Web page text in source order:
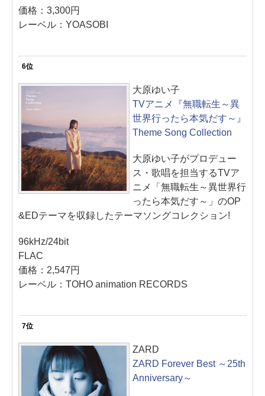
価格：3,300円
レーベル：YOASOBI
6位
大原ゆい子
TVアニメ『無職転生～異
世界行ったら本気だす～』
Theme Song Collection
大原ゆい子がプロデュー
ス・歌唱を担当するTVア
ニメ「無職転生～異世界行
ったら本気だす～」のOP
&EDテーマを収録したテーマソングコレクション!
96kHz/24bit
FLAC
価格：2,547円
レーベル：TOHO animation RECORDS
7位
ZARD
ZARD Forever Best ～25th
Anniversary～